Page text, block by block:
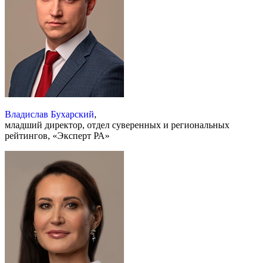
Владислав Бухарский,
младший директор, отдел суверенных и региональных
рейтингов, «Эксперт РА»